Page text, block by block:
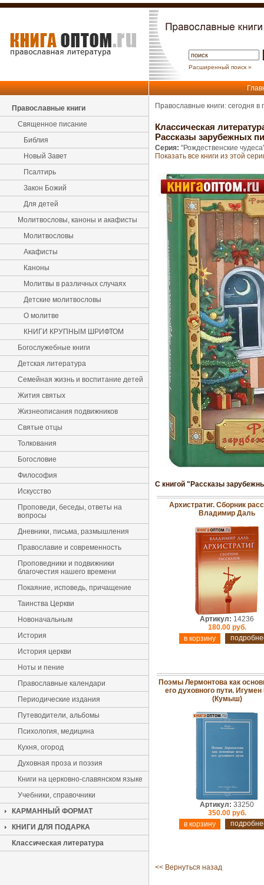
Расширенный поиск »
Православные книги
Священное писание
Библия
Новый Завет
Псалтирь
Закон Божий
Для детей
Молитвословы, каноны и акафисты
Молитвословы
Акафисты
Каноны
Молитвы в различных случаях
Детские молитвословы
О молитве
КНИГИ КРУПНЫМ ШРИФТОМ
Богослужебные книги
Детская литература
Семейная жизнь и воспитание детей
Жития святых
Жизнеописания подвижников
Святые отцы
Толкования
Богословие
Философия
Искусство
Проповеди, беседы, ответы на
вопросы
Дневники, письма, размышления
Православие и современность
Проповедники и подвижники
благочестия нашего времени
Покаяние, исповедь, причащение
Таинства Церкви
Новоначальным
История
История церкви
Ноты и пение
Православные календари
Периодические издания
Путеводители, альбомы
Психология, медицина
Кухня, огород
Духовная проза и поэзия
Книги на церковно-славянском языке
Учебники, справочники
КАРМАННЫЙ ФОРМАТ
КНИГИ ДЛЯ ПОДАРКА
Классическая литература
Православные книги: сегодня
Классическая
Рассказы зарубежных
Серия: "Рождественские
Показать все книги из этой
С книгой "Рассказы
Архистратиг. Сборник
Владимир Даль
Артикул: 14236
180.00 руб.
Поэмы Лермонтова как
его духовного пути.
(Кумыш)
Артикул: 33250
350.00 руб.
<< Вернуться назад